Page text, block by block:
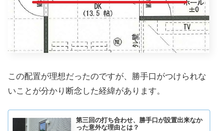
この配置が理想だったのですが、勝手口がつけられな
いことが分かり断念した経緯があります。
第三回の打ち合わせ、勝手口が設置出来なか
った意外な理由とは？